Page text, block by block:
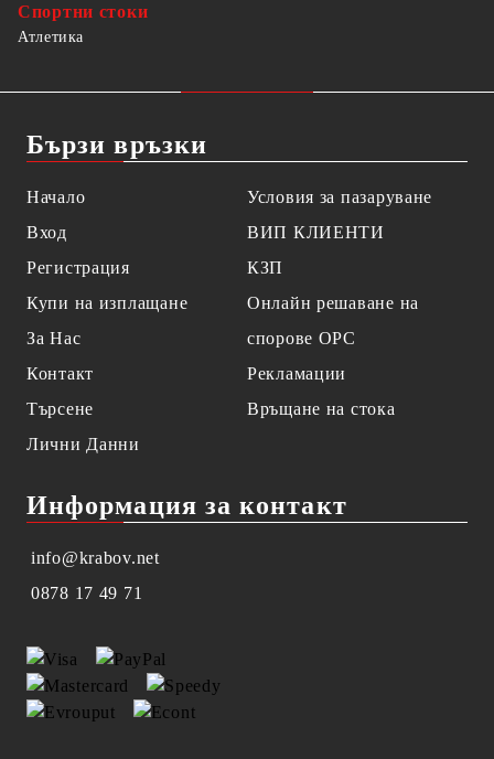
Спортни стоки
Атлетика
Бързи връзки
Начало
Вход
Регистрация
Купи на изплащане
За Нас
Контакт
Търсене
Лични Данни
Условия за пазаруване
ВИП КЛИЕНТИ
КЗП
Онлайн решаване на
спорове OPC
Рекламации
Връщане на стока
Информация за контакт
info@krabov.net
0878 17 49 71